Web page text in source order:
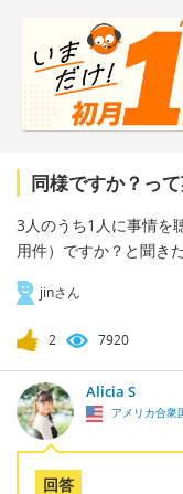
同様ですか？っ
3人のうち1人に事情を
用件）ですか？と聞き
jinさん
2 7920
Alicia S
アメリカ合衆
回答